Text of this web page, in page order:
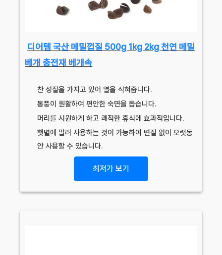
디어템 국산 메밀껍질 500g 1kg 2kg 천연 메밀
베개 충전재 베개속
찬 성질을 가지고 있어 열을 식혀줍니다.
통풍이 원활하여 편안한 숙면을 돕습니다.
머리를 시원하게 하고 쾌적한 휴식에 효과적입니다.
햇볕에 말려 사용하는 것이 가능하여 변질 없이 오랫동
안 사용할 수 있습니다.
최저가 보기